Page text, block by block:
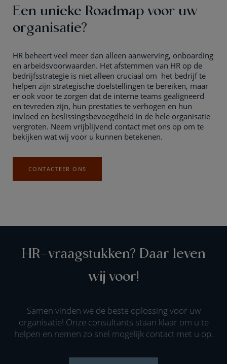
Een unieke Roadmap voor uw
organisatie?
HR beheert veel meer dan alleen aanwerving, onboarding
en arbeidsvoorwaarden. Het afstemmen van HR op de
bedrijfsstrategie is niet alleen cruciaal om het bedrijf te
helpen zijn strategische doelstellingen te bereiken, maar
er ook voor te zorgen dat de interne teams gealigneerd
en tevreden zijn, hun prestaties te verhogen en hun
invloed en beslissingsbevoegdheid in de hele organisatie
vergroten. Neem vrijblijvend contact met ons op om te
bekijken wat wij voor u kunnen betekenen.
CONTACTEER ONS
HR-vraagstukken? Daar leven
wij voor!
Samen vinden we de beste oplossing voor uw
organisatie! Onze consultants staan klaar om u te
helpen en nemen zo snel mogelijk contact met u op.